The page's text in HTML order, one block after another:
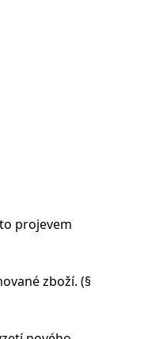
projevem
zboží. (§